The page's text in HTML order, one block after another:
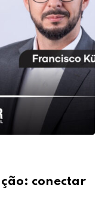
conectar